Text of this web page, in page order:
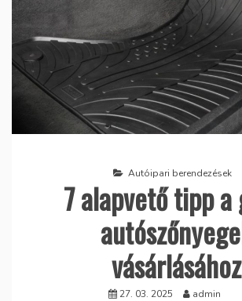
Autóipari berendezések
7 alapvető tipp a
vásárlásához
27. 03. 2025 admin